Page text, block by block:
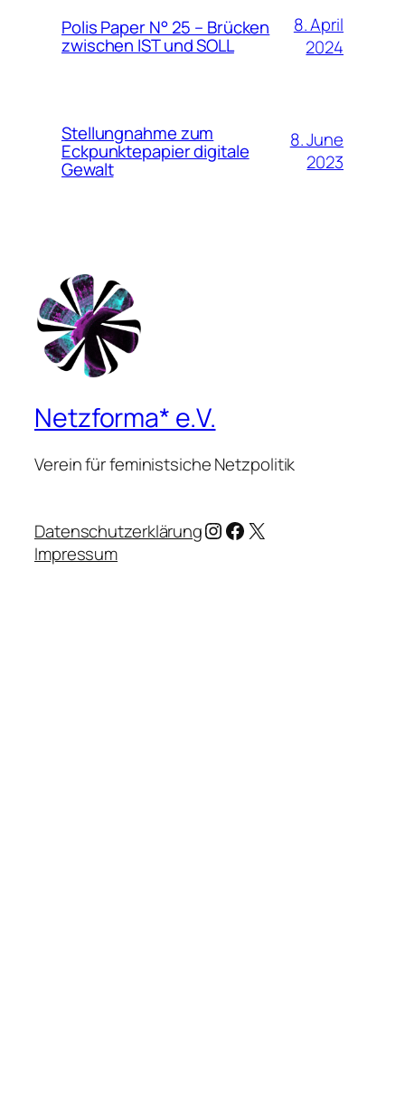
Polis Paper N° 25 – Brücken
zwischen IST und SOLL
8. April
2024
Stellungnahme zum
Eckpunktepapier digitale
Gewalt
8. June
2023
Netzforma* e.V.
Verein für feministsiche Netzpolitik
Datenschutzerklärung
Impressum
Instagram
Facebook
X